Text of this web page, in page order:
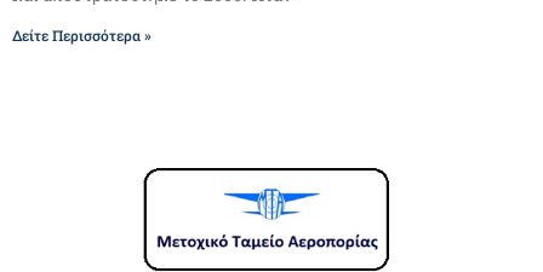
Δείτε Περισσότερα »